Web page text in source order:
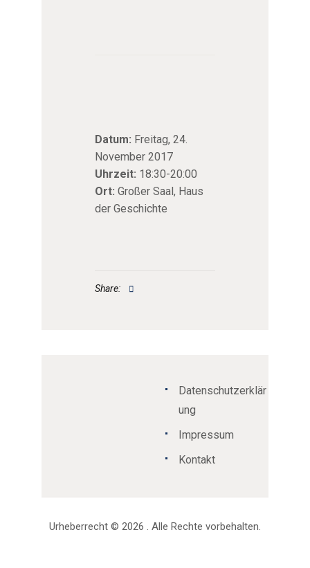
Datum: Freitag, 24.
November 2017
Uhrzeit: 18:30-20:00
Ort: Großer Saal, Haus
der Geschichte
Share:
Datenschutzerklär
ung
Impressum
Kontakt
Urheberrecht © 2026 . Alle Rechte vorbehalten.